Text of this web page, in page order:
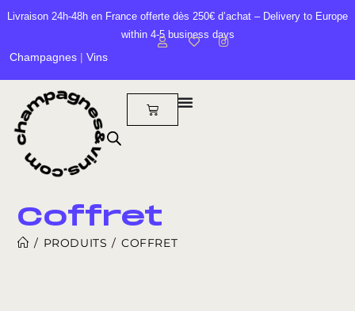
Livraison 24h-48h en France offerte dès 250€ d’achat – Delivery to Europe
within 4-5 business days
Champagnes | Vins
Coffret
/ PRODUITS / COFFRET